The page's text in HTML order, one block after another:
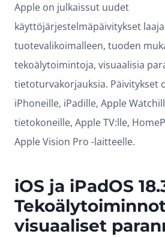
Apple on julkaissut uudet
käyttöjärjestelmäpäivitykset
tuotevalikoimalleen, tuoden
tekoälytoimintoja, visuaalisia
tietoturvakorjauksia. Päivitykset
iPhoneille, iPadille, Apple
tietokoneille, Apple TV:lle,
Apple Vision Pro -laitteelle.
iOS ja iPadOS
visuaaliset